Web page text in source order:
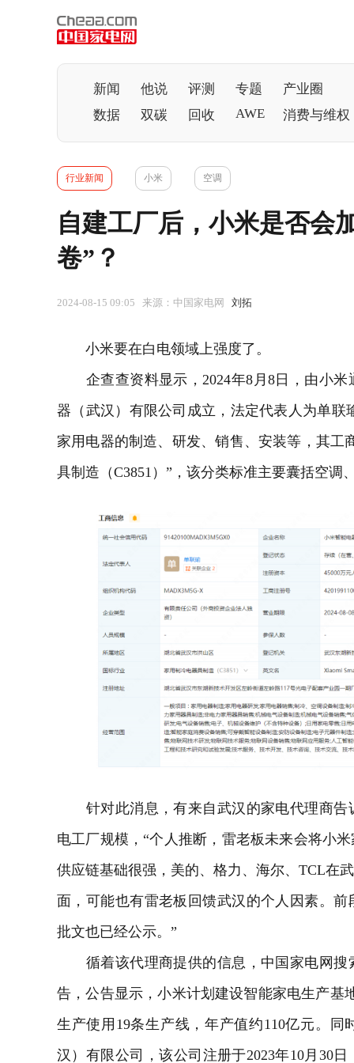
新闻 他说 评测 专题
产业圈
数据
双碳 回收 AWE 消费与维权
行业新闻 小米 空调
自建工厂后，小米是否会
卷”？
2024-08-15 09:05 来源：中国家电网 刘拓
小米要在白电领域上强度了。
企查查资料显示，2024年8月8日，由小米
器 （武汉）有限公司成立，法定代表人为单
家用电器的制造、研发、销售、安装等，其工
具制造（C3851）”，该分类标准主要囊括空调
针对此消息，有来自武汉的家电代理商告
电工厂规模，“个人推断，雷老板未来会将小
供应链基础很强，美的、格力、海尔、TCL在
面，可能也有雷老板回馈武汉的个人因素。
批文也已经公示。”
循着该代理商提供的信息，中国家电网搜
告，公告显示，小米计划建设智能家电生产基
生产使用19条生产线，年产值约110亿元。
汉）有限公司，该公司注册于2023年10月30